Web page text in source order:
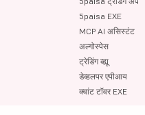
5paisa EXE
MCP AI असिस्टंट
अल्गोस्पेस
ट्रेडिंग व्ह्यू
डेव्हलपर एपीआय
क्वांट टॉवर EXE